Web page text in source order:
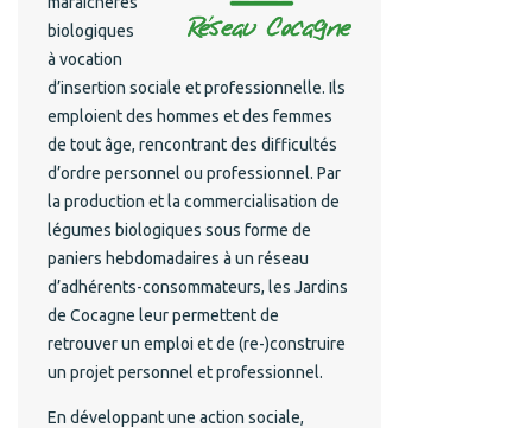
biologiques
à vocation
d’insertion sociale et professionnelle. Ils
emploient des hommes et des femmes
de tout âge, rencontrant des difficultés
d’ordre personnel ou professionnel. Par
la production et la commercialisation de
légumes biologiques sous forme de
paniers hebdomadaires à un réseau
d’adhérents-consommateurs, les Jardins
de Cocagne leur permettent de
retrouver un emploi et de (re-)construire
un projet personnel et professionnel.
En développant une action sociale,